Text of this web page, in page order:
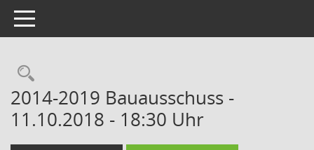
Toggle navigation
Rechercheauswahl
2014-2019 Bauausschuss -
11.10.2018 - 18:30 Uhr